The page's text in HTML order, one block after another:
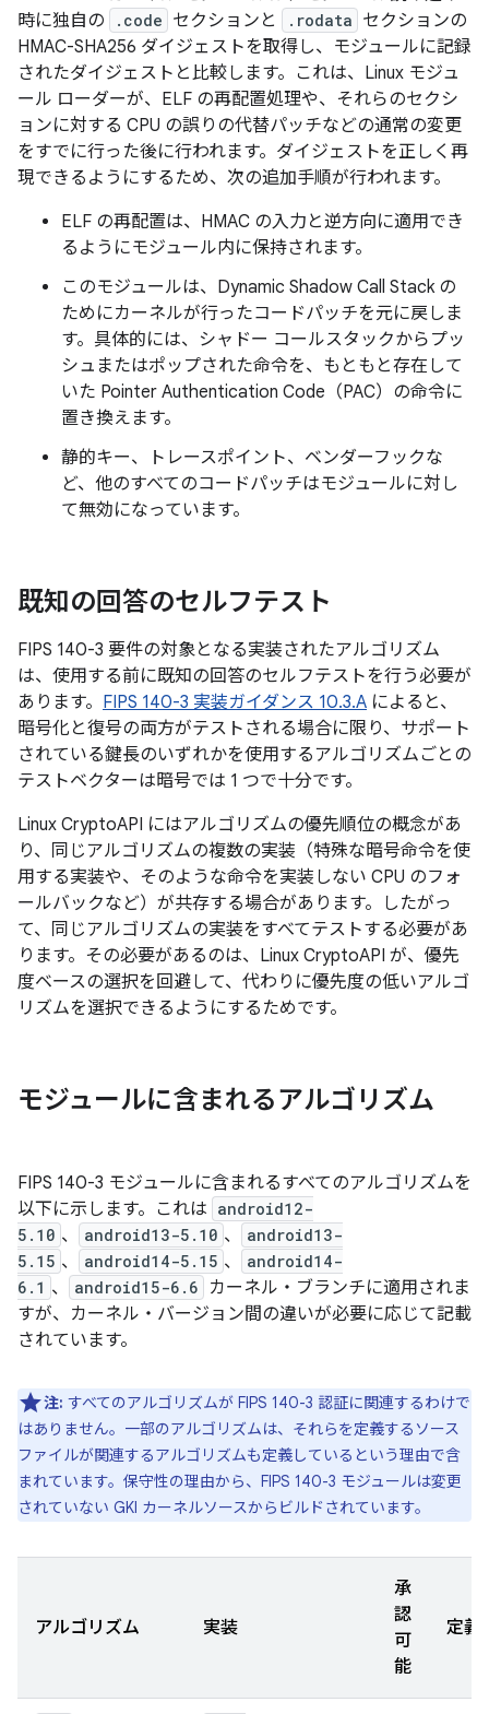
時に独自の
.code セクションと .rodata セクションの
HMAC-SHA256 ダイジェストを取得し、モジュールに記録
されたダイジェストと比較します。これは、Linux モジュ
ール ローダーが、ELF の再配置処理や、それらのセクシ
ョンに対する CPU の誤りの代替パッチなどの通常の変更
をすでに行った後に行われます。ダイジェストを正しく再
現できるようにするため、次の追加手順が行われます。
ELF の再配置は、HMAC の入力と逆方向に適用でき
るようにモジュール内に保持されます。
このモジュールは、Dynamic Shadow Call Stack の
ためにカーネルが行ったコードパッチを元に戻しま
す。具体的には、シャドー コールスタックからプッ
シュまたはポップされた命令を、もともと存在して
いた Pointer Authentication Code（PAC）の命令に
置き換えます。
静的キー、トレースポイント、ベンダーフックな
ど、他のすべてのコードパッチはモジュールに対し
て無効になっています。
既知の回答のセルフテスト
FIPS 140-3 要件の対象となる実装されたアルゴリズム
は、使用する前に既知の回答のセルフテストを行う必要が
あります。 FIPS 140-3 実装ガイダンス 10.3.A によると、
暗号化と復号の両方がテストされる場合に限り、サポート
されている鍵長のいずれかを使用するアルゴリズムごとの
テストベクターは暗号では 1 つで十分です。
Linux CryptoAPI にはアルゴリズムの優先順位の概念があ
り、同じアルゴリズムの複数の実装（特殊な暗号命令を使
用する実装や、そのような命令を実装しない CPU のフォ
ールバックなど）が共存する場合があります。したがっ
て、同じアルゴリズムの実装をすべてテストする必要があ
ります。その必要があるのは、Linux CryptoAPI が、優先
度ベースの選択を回避して、代わりに優先度の低いアルゴ
リズムを選択できるようにするためです。
モジュールに含まれるアルゴリズム
FIPS 140-3 モジュールに含まれるすべてのアルゴリズムを
以下に示します。これは android12-
5.10 、 android13-5.10 、
android13-
5.15 、 android14-5.15 、
android14-
6.1 、 android15-6.6
カーネル・ブランチに適用されま
すが、カーネル・バージョン間の違いが必要に応じて記載
されています。
注: すべてのアルゴリズムが FIPS 140-3 認証に関連するわけで
はありません。一部のアルゴリズムは、それらを定義するソース
ファイルが関連するアルゴリズムも定義しているという理由で含
まれています。保守性の理由から、FIPS 140-3 モジュールは変更
されていない GKI カーネルソースからビルドされています。
アルゴリズム 実装
承
認
可
能
定義